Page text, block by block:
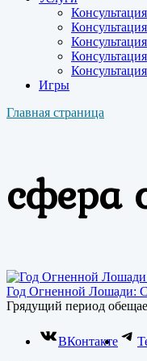
Игры
Главная страница
сфера
Год Огненной Лошади:
Грядущий период
ВКонтакте